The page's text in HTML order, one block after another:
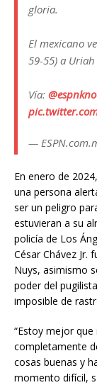
gloria.
El mexicano
59-55) a
Vía:
—
En enero de
una persona
ser un peligro
estuvieran a su
policía de Los
César Chávez Jr.
Nuys, asimismo
poder del
imposible de
“Estoy mejor
completamente
cosas buenas y
momento difícil,